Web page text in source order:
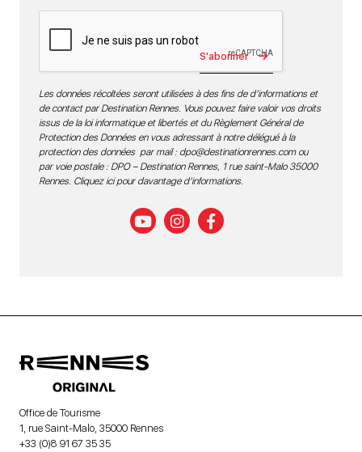
S'abonner
Les données récoltées seront utilisées à des fins de d’informations et
de contact par Destination Rennes. Vous pouvez faire valoir vos droits
issus de la loi informatique et libertés et du Règlement Général de
Protection des Données en vous adressant à notre délégué à la
protection des données par mail : dpo@destinationrennes.comou
par voie postale : DPO – Destination Rennes, 1 rue saint-Malo 35000
Rennes. Cliquez ici pour davantage d’informations.
Office de Tourisme
1, rue Saint-Malo, 35000 Rennes
+33 (0)8 91 67 35 35